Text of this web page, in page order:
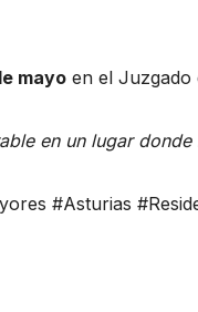
mayo en el Juzgado
en un lugar
#Asturias